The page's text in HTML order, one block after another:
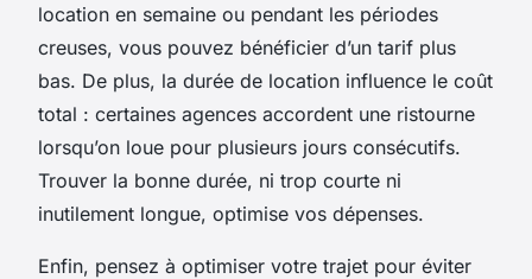
location en semaine ou pendant les périodes
creuses, vous pouvez bénéficier d’un tarif plus
bas. De plus, la durée de location influence le coût
total : certaines agences accordent une ristourne
lorsqu’on loue pour plusieurs jours consécutifs.
Trouver la bonne durée, ni trop courte ni
inutilement longue, optimise vos dépenses.
Enfin, pensez à optimiser votre trajet pour éviter